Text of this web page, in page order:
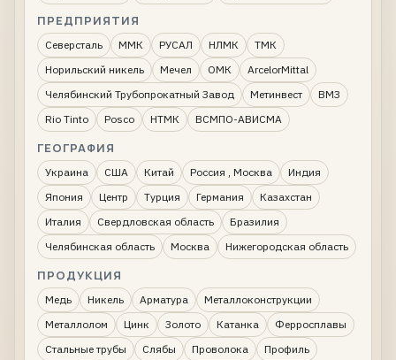
ПРЕДПРИЯТИЯ
Северсталь ММК РУСАЛ НЛМК
ТМК
Норильский никель
Мечел ОМК
ArcelorMittal
Челябинский Трубопрокатный Завод
Метинвест
ВМЗ
Rio Tinto
Posco НТМК ВСМПО-АВИСМА
ГЕОГРАФИЯ
Украина США Китай Россия , Москва
Индия
Япония
Центр Турция Германия
Казахстан
Италия
Свердловская область
Бразилия
Челябинская область
Москва Нижегородская область
ПРОДУКЦИЯ
Медь Никель Арматура
Металлоконструкции
Металлолом
Цинк Золото Катанка
Ферросплавы
Стальные трубы
Слябы Проволока
Профиль